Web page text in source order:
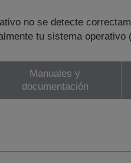
no se detecte
tu sistema
Manuales y
documentación